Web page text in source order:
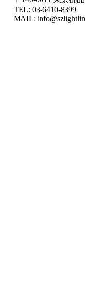
TEL: 03-6410-8399
MAIL: